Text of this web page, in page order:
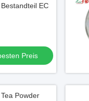
EC
Preis
Powder